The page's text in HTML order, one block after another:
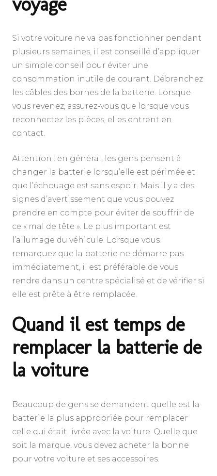
Si votre voiture ne va pas fonctionner pendant
plusieurs semaines, il est conseillé d’appliquer
un simple conseil pour éviter une
consommation inutile de courant. Débranchez
les câbles des bornes de la batterie. Lorsque
vous revenez, assurez-vous que lorsque vous
reconnectez les pièces, elles entrent en
contact.
Attention : en général, les gens pensent à
changer la batterie lorsqu’elle est périmée et
que l’échouage est sans espoir. Mais il y a des
signes d’avertissement que vous pouvez
prendre en compte pour éviter de souffrir de
ce « mal de tête ». Le plus important est
l’allumage du véhicule. Lorsque vous
remarquez que la batterie ne démarre pas
immédiatement, il est préférable de vous
rendre dans un centre spécialisé et de vérifier si
elle est prête à être remplacée.
Quand il est temps de
remplacer la batterie de
la voiture
Beaucoup de gens se demandent quelle est la
batterie la plus appropriée pour remplacer
celle qui était livrée avec la voiture. Quelle que
soit la marque, vous devez acheter la bonne
pour votre voiture et ses accessoires.